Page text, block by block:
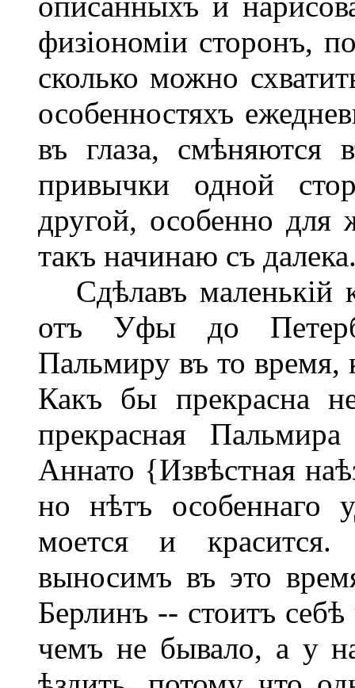
физіономіи сторонъ,
сколько можно
особенностяхъ
въ глаза,
привычки одной
другой, особенно для
такъ начинаю съ
Сдѣлавъ маленькій
отъ Уфы до
Пальмиру въ то время,
Какъ бы прекрасна
прекрасная
Аннато {Извѣстная
но нѣтъ особеннаго
моется и красится.
выносимъ въ это
Берлинъ -- стоитъ
чемъ не бывало, а у